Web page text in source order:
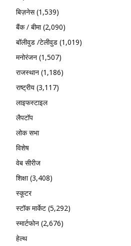
बिज़नेस(1,539)
बैंक / बीमा(2,090)
बॉलीवुड /टेलीवुड (1,019)
मनोरंजन (1,507)
राजस्थान (1,186)
राष्ट्रीय (3,117)
लाइफस्टाइल
लैपटॉप
लोक सभा
विशेष
वेब सीरीज
शिक्षा(3,408)
स्कूटर
स्टॉक मार्केट (5,292)
स्मार्टफोन (2,676)
हेल्थ